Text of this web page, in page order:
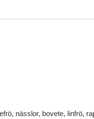
nässlor, bovete, linfrö,